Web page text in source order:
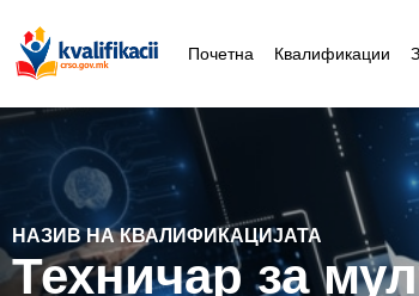
Почетна Квалификации
НАЗИВ НА КВАЛИФИКАЦИЈАТА
Техничар за